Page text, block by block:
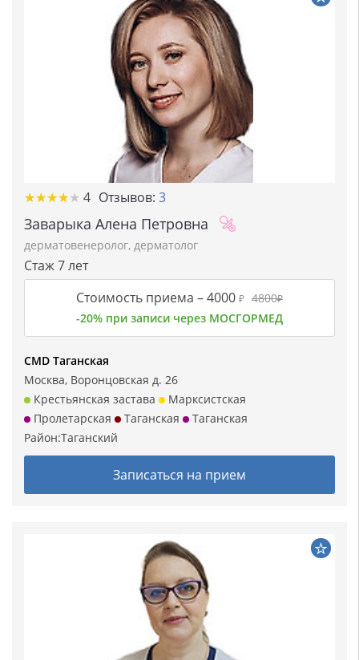
★★★★★
★★★★★ 4 Отзывов: 3
Заварыка Алена Петровна
дерматовенеролог, дерматолог
Стаж 7 лет
Стоимость приема –4000 ₽ 4800₽
-20% при записи через МОСГОРМЕД
CMD Таганская
Москва, Воронцовская д. 26
Крестьянская застава
Марксистская
Пролетарская
Таганская
Таганская
Район:Таганский
Записаться на прием